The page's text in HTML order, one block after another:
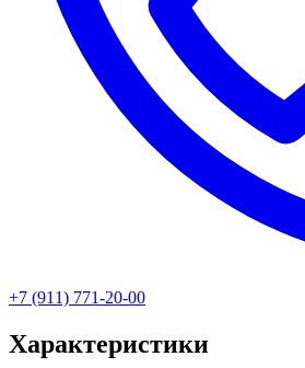
+7 (911) 771-20-00
Характеристики